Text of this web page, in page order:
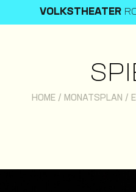
VOLKSTHEATER
HOME / MONATSPLAN /